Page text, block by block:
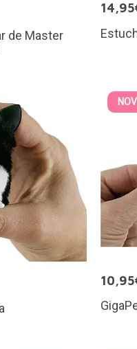
de Master